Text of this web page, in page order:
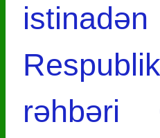
rəhbəri